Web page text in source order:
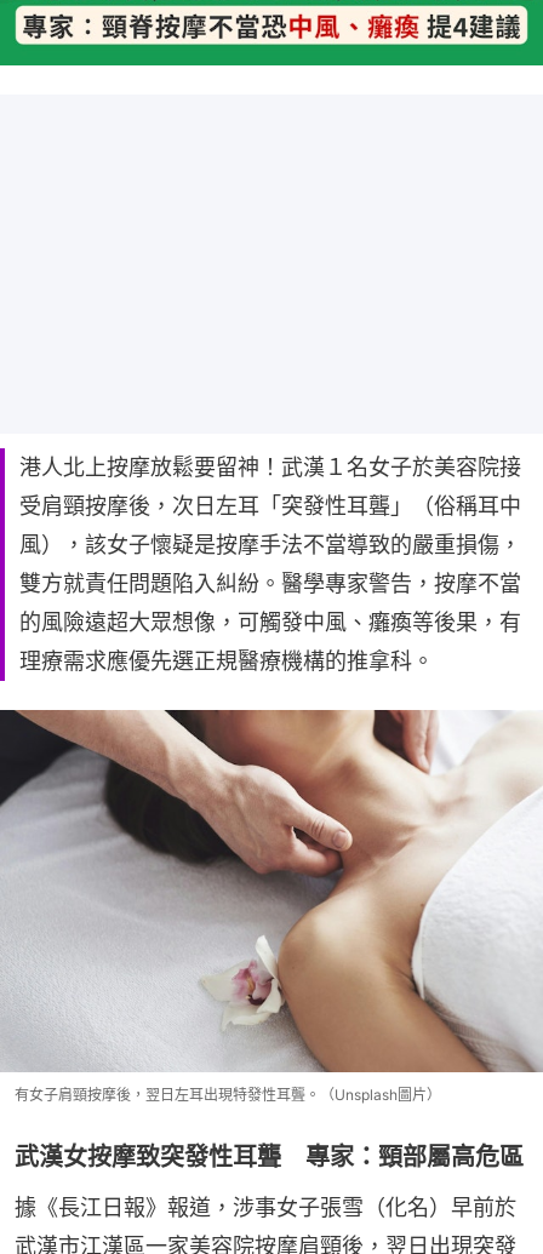
港人北上按摩放鬆要留神！武漢１名女子於美容院接
受肩頸按摩後，次日左耳「突發性耳聾」（俗稱耳中
風），該女子懷疑是按摩手法不當導致的嚴重損傷，
雙方就責任問題陷入糾紛。醫學專家警告，按摩不當
的風險遠超大眾想像，可觸發中風、癱瘓等後果，有
理療需求應優先選正規醫療機構的推拿科。
有女子肩頸按摩後，翌日左耳出現特發性耳聾。（Unsplash圖片）
武漢女按摩致突發性耳聾 專家：頸部屬高危區
據《長江日報》報道，涉事女子張雪（化名）早前於
武漢市江漢區一家美容院按摩肩頸後，翌日出現突發